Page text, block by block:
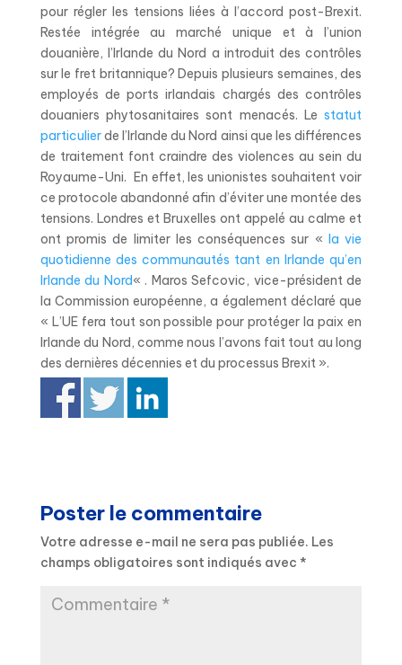
pour régler les tensions liées à l’accord post-Brexit.
Restée intégrée au marché unique et à l’union
douanière, l’Irlande du Nord a introduit des contrôles
sur le fret britannique? Depuis plusieurs semaines, des
employés de ports irlandais chargés des contrôles
douaniers phytosanitaires sont menacés. Lestatut
particulierde l’Irlande du Nord ainsi que les différences
de traitement font craindre des violences au sein du
Royaume-Uni. En effet, les unionistes souhaitent voir
ce protocole abandonné afin d’éviter une montée des
tensions. Londres et Bruxelles ont appelé au calme et
ont promis de limiter les conséquences sur « la vie
quotidienne des communautés tant en Irlande qu’en
Irlande du Nord« . Maros Sefcovic, vice-président de
la Commission européenne, a également déclaré que
« L’UE fera tout son possible pour protéger la paix en
Irlande du Nord, comme nous l’avons fait tout au long
des dernières décennies et du processus Brexit ».
Poster le commentaire
Votre adresse e-mail ne sera pas publiée. Les
champs obligatoires sont indiqués avec *